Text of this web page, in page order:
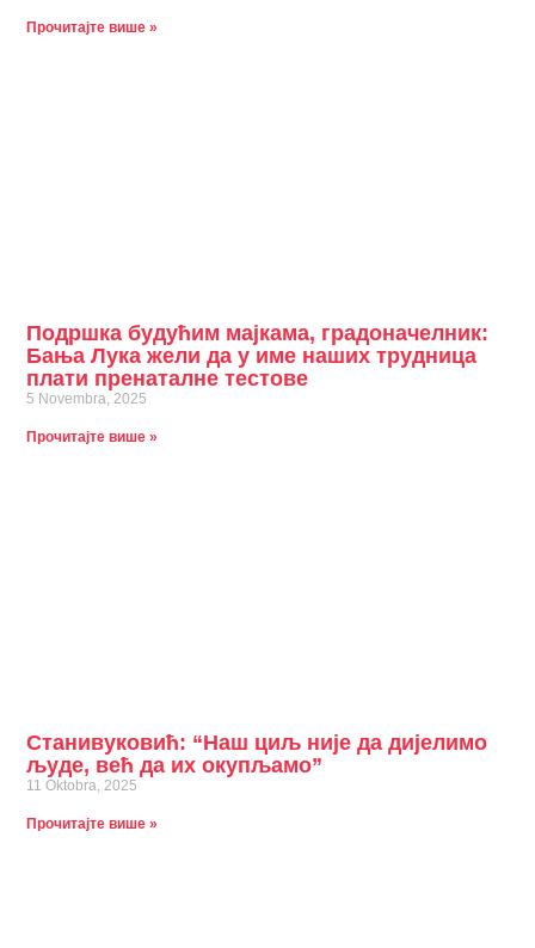
Прочитајте више »
Подршка будућим мајкама, градоначелник:
Бања Лука жели да у име наших трудница
плати пренаталне тестове
5 Novembra, 2025
Прочитајте више »
Станивуковић: “Наш циљ није да дијелимо
људе, већ да их окупљамо”
11 Oktobra, 2025
Прочитајте више »